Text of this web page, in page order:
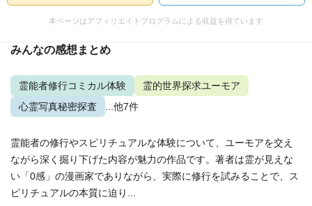
本ページはアフィリエイトプログラムによる収益を得ています
みんなの感想まとめ
霊能者修行コミカル体験
霊的世界探求ユーモア
心霊写真秘密探査
...他7件
霊能者の修行やスピリチュアルな体験について、ユーモアを交え
ながら深く掘り下げた内容が魅力の作品です。著者は霊が見えな
い「0感」の漫画家でありながら、実際に修行を試みることで、ス
ピリチュアルの本質に迫り...